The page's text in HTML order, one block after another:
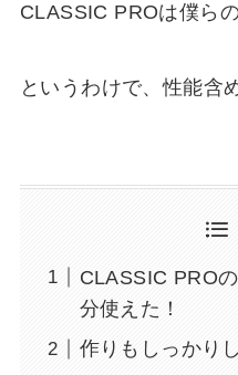
CLASSIC PROは僕ら
というわけで、性能含
CLASSIC PRO
分使えた！
作りもしっかり